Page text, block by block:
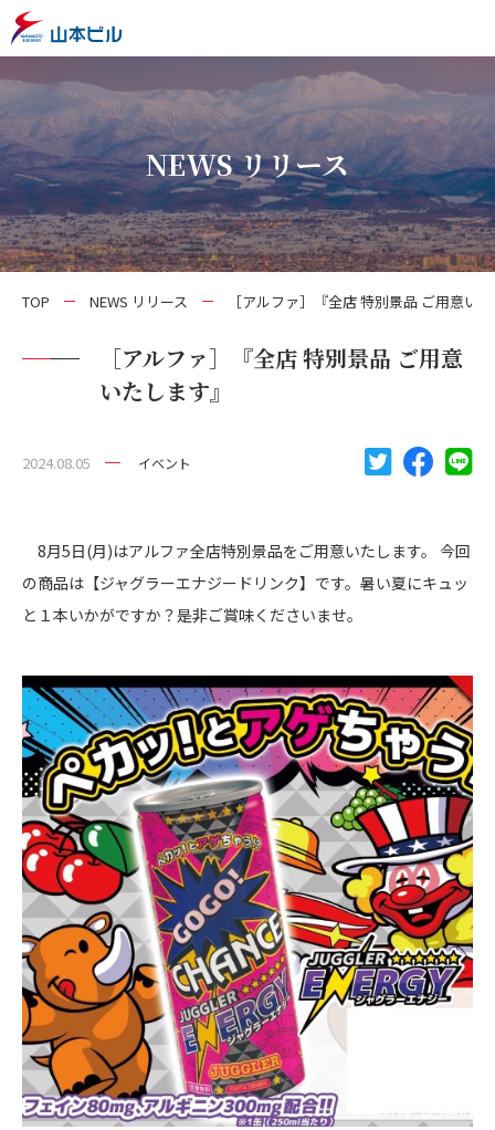
NEWS リリース
TOP NEWS リリース ［アルファ］『全店 特別景品 ご用意い
［アルファ］『全店 特別景品 ご用意
いたします』
2024.08.05 イベント
8月5日(月)はアルファ全店特別景品をご用意いたします。 今回
の商品は【ジャグラーエナジードリンク】です。暑い夏にキュッ
と１本いかがですか？是非ご賞味くださいませ。